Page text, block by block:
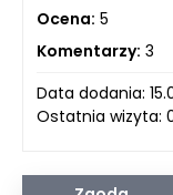
Ocena: 5
Komentarzy: 3
Data dodania:
Ostatnia wizyta: